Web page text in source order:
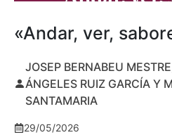
«Andar, ver,
JOSEP BERNABEU
ÁNGELES RUIZ GARCÍA Y
SANTAMARIA
29/05/2026